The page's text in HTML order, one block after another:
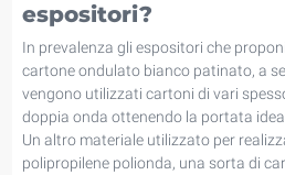
espositori?
In prevalenza gli espositori che
cartone ondulato bianco patinato, a
vengono utilizzati cartoni di vari
doppia onda ottenendo la portata
Un altro materiale utilizzato per
polipropilene polionda, una sorta di